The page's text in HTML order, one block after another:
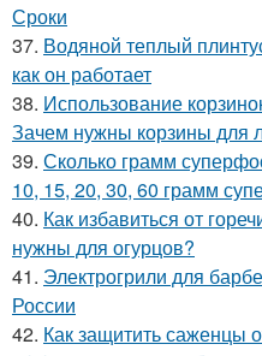
Сроки
37. Водяной теплый
как он работает
38. Использование
Зачем нужны корзины для
39. Сколько грамм
10, 15, 20, 30, 60 грамм
40. Как избавиться от
нужны для огурцов?
41. Электрогрили для
России
42. Как защитить саженцы